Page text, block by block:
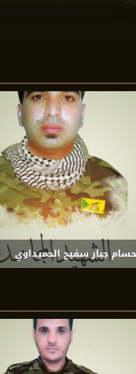
جبار سفيح الحميداوي